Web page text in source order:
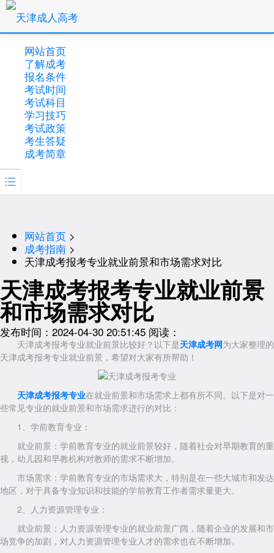
网站首页
了解成考
报名条件
考试时间
考试科目
学习技巧
考试政策
考生答疑
成考简章

网站首页 >
成考指南 >
天津成考报考专业就业前景和市场需求对比
天津成考报考专业就业前景
和市场需求对比
发布时间：2024-04-30 20:51:45 阅读：
天津成考报考专业就业前景比较好？以下是天津成考网为大家整理的
天津成考报考专业就业前景，希望对大家有所帮助！
天津成考报考专业在就业前景和市场需求上都有所不同。以下是对一
些常见专业的就业前景和市场需求进行的对比：
1、学前教育专业：
就业前景：学前教育专业的就业前景较好，随着社会对早期教育的重
视，幼儿园和早教机构对教师的需求不断增加。
市场需求：学前教育专业的市场需求大，特别是在一些大城市和发达
地区，对于具备专业知识和技能的学前教育工作者需求量更大。
2、人力资源管理专业：
就业前景：人力资源管理专业的就业前景广阔，随着企业的发展和市
场竞争的加剧，对人力资源管理专业人才的需求也在不断增加。